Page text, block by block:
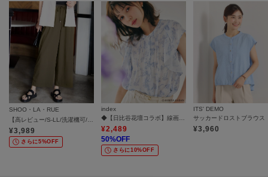
SHOO・LA・RUE
【高レビュー/S-LL/洗濯機可/セットアップ可】着丈選べる 軽凛(かろりん) ひんやりフラップイージーパンツ
¥3,989
さらに5%OFF
index
◆【日比谷花壇コラボ】線画フラワーピンタックブラウス【防シワ／洗濯機OK】
¥2,489
50%OFF
さらに10%OFF
ITS' DEMO
サッカードロストブラウス
¥3,960